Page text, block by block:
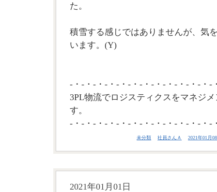
た。
積雪する感じではありませんが、気
います。(Y)
-・-・-・-・-・-・-・-・-・-・-・-・-
3PL物流でロジスティクスをマネジ
す。
-・-・-・-・-・-・-・-・-・-・-・-・-
未分類 社員さんＡ 2021年01月
2021年01月01日